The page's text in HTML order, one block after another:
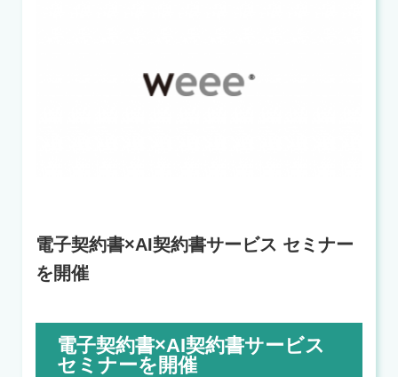
電子契約書×AI契約書サービス セミナー
を開催
電子契約書×AI契約書サービス
セミナーを開催